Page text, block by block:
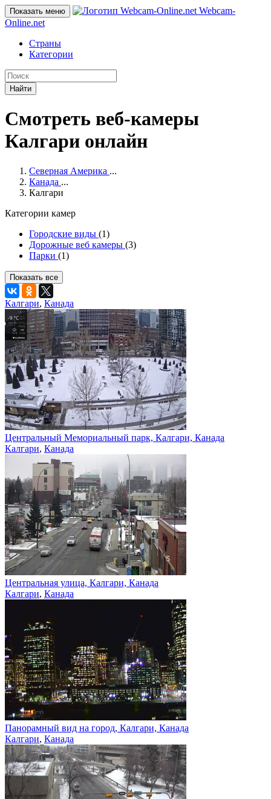
Показать меню
Webcam-
Online.net
Страны
Категории
Найти
Смотреть веб-камеры
Калгари онлайн
Северная Америка ...
Канада ...
Калгари
Категории камер
Городские виды (1)
Дорожные веб камеры (3)
Парки (1)
Показать все
Калгари, Канада
Центральный Мемориальный парк, Калгари, Канада
Калгари, Канада
Центральная улица, Калгари, Канада
Калгари, Канада
Панорамный вид на город, Калгари, Канада
Калгари, Канада